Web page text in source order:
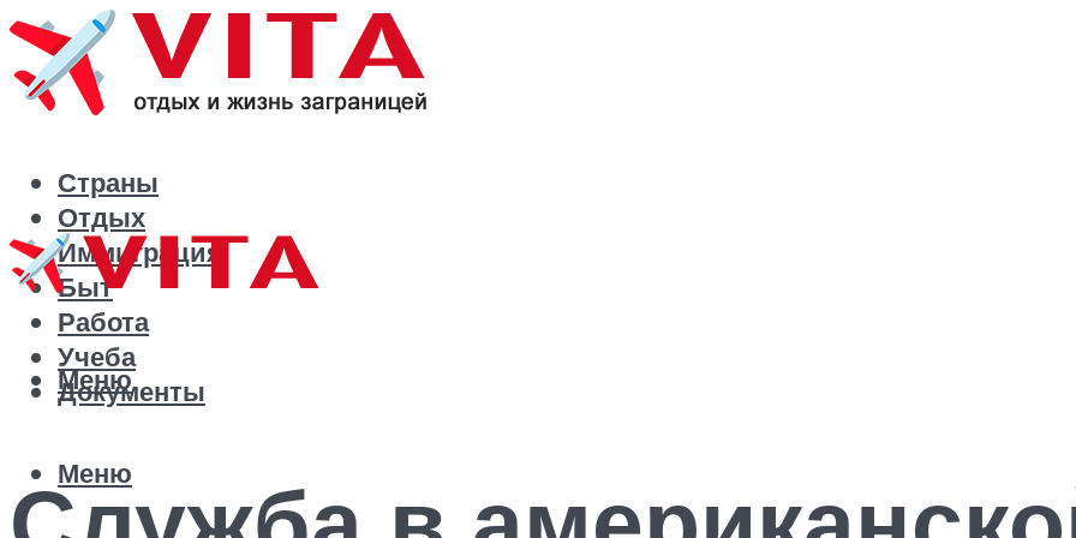
Страны
Отдых
Иммиграция
Быт
Работа
Учеба
Документы
Меню
Меню